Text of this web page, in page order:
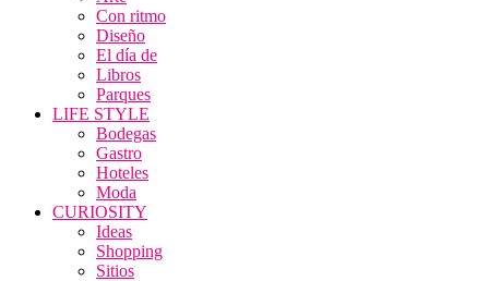
Con ritmo
Diseño
El día de
Libros
Parques
LIFE STYLE
Bodegas
Gastro
Hoteles
Moda
CURIOSITY
Ideas
Shopping
Sitios